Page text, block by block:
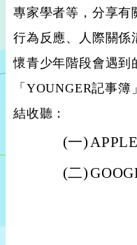
專家學者等，分享有
行為反應、人際關係
懷青少年階段會遇到
「YOUNGER記事
結收聽：
(一)
(二)